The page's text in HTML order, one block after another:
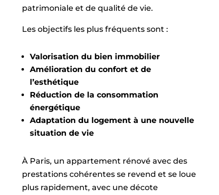
patrimoniale et de qualité de vie.
Les objectifs les plus fréquents sont :
Valorisation du bien immobilier
Amélioration du confort et de
l’esthétique
Réduction de la consommation
énergétique
Adaptation du logement à une nouvelle
situation de vie
À Paris, un appartement rénové avec des
prestations cohérentes se revend et se loue
plus rapidement, avec une décote